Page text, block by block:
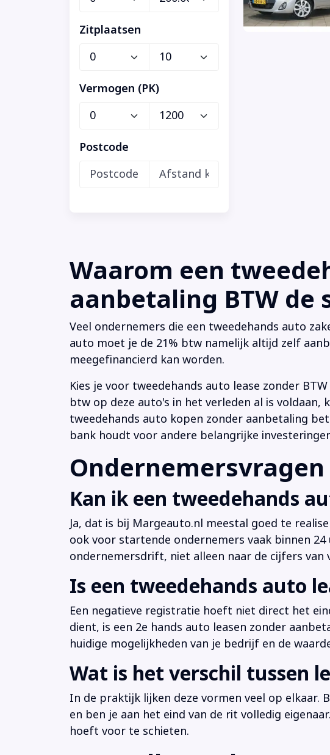
Zitplaatsen
Vermogen (PK)
Postcode
Waarom een
aanbetaling BTW de
Veel ondernemers die een tweedehands auto
auto moet je de 21% btw namelijk altijd zelf
meegefinancierd kan worden.
Kies je voor tweedehands auto lease zonder
btw op deze auto's in het verleden al is voldaan,
tweedehands auto kopen zonder aanbetaling
bank houdt voor andere belangrijke
Kan ik een tweedehands
Ja, dat is bij Margeauto.nl meestal goed te
ook voor startende ondernemers vaak binnen
ondernemersdrift, niet alleen naar de cijfers van
Is een tweedehands auto
Een negatieve registratie hoeft niet direct het
dient, is een 2e hands auto leasen zonder
huidige mogelijkheden van je bedrijf en de
Wat is het verschil tussen
In de praktijk lijken deze vormen veel op
en ben je aan het eind van de rit volledig
hoeft voor te schieten.